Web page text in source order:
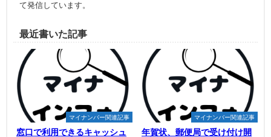
て発信しています。
最近書いた記事
マイナンバー関連記事
窓口で利用できるキャッシュ
マイナンバー関連記事
年賀状、郵便局で受け付け開